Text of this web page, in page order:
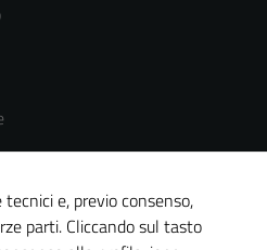
e, previo consenso,
parti. Cliccando sul tasto